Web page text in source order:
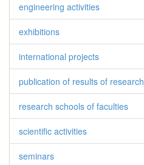
engineering activities
exhibitions
international projects
publication of results of research
research schools of faculties
scientific activities
seminars